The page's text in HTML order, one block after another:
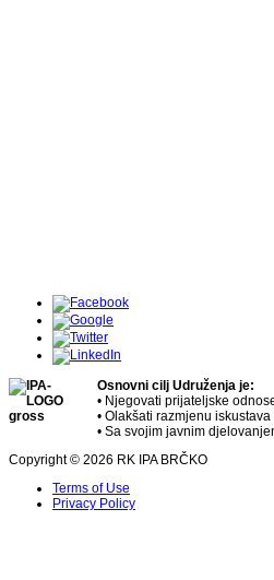
Osnovni cilj Udruženja je:
• Njegovati prijateljske
• Olakšati razmjenu
• Sa svojim javnim
Copyright © 2026 RK IPA BRČKO
Terms of Use
Privacy Policy